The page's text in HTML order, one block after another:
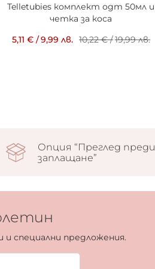
Telletubies комплект одт 50мл и
четка за коса
5,11 € /9,99 лв. 10,22 €/19,99 лв.
Опция “Преглед преди
заплащане”
специални предложения.